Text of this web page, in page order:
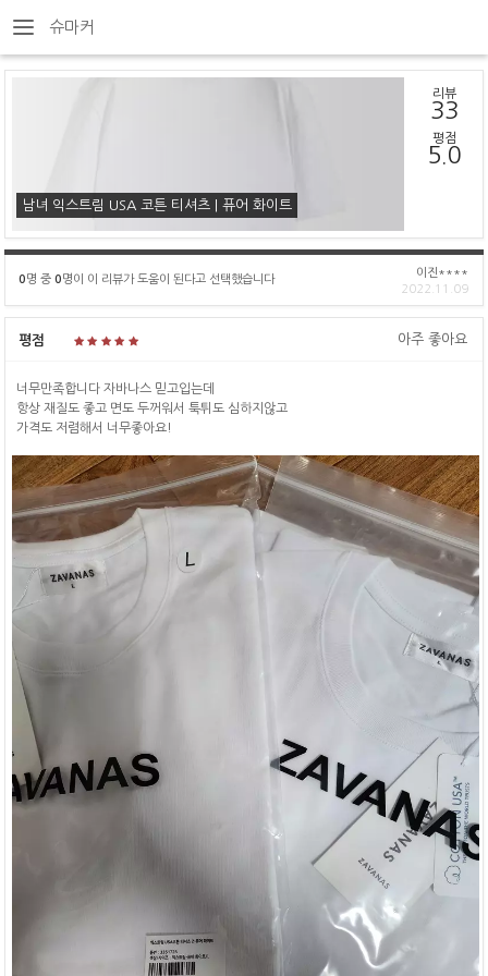
슈마커
남녀 익스트림 USA 코튼 티셔츠 | 퓨어 화이트
리뷰
33
평점
5.0
0명 중 0명이 이 리뷰가 도움이 된다고 선택했습니다
이진****
2022.11.09
평점 아주 좋아요
너무만족합니다 자바나스 믿고입는데
항상 재질도 좋고 면도 두꺼워서 툭튀도 심하지않고
가격도 저렴해서 너무좋아요!